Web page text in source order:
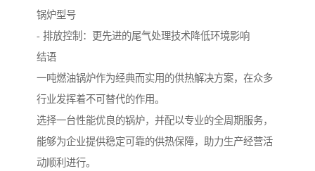
锅炉型号
- 排放控制：更先进的尾气处理技术降低环境影响
结语
一吨燃油锅炉作为经典而实用的供热解决方案，在众多
行业发挥着不可替代的作用。
选择一台性能优良的锅炉，并配以专业的全周期服务，
能够为企业提供稳定可靠的供热保障，助力生产经营活
动顺利进行。